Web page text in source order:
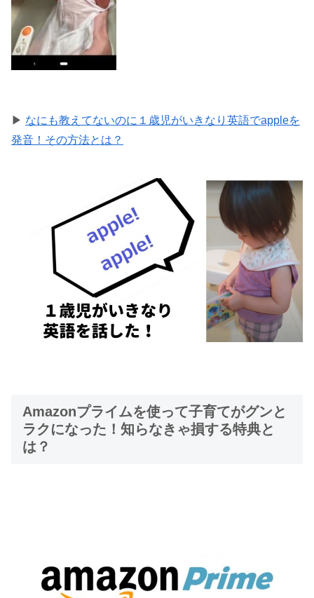
▶ なにも教えてないのに１歳児がいきなり英語でappleを
発音！その方法とは？
Amazonプライムを使って子育てがグンと
ラクになった！知らなきゃ損する特典と
は？